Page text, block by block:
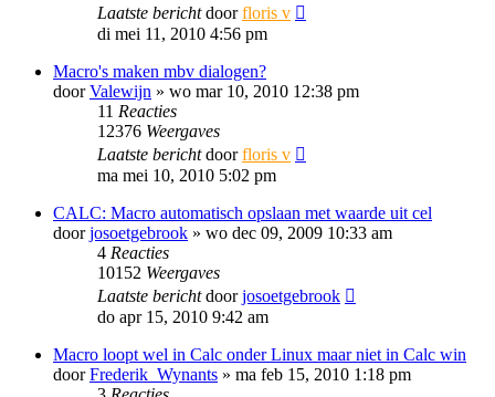
Laatste berichtdoorfloris v
di mei 11, 2010 4:56 pm
Macro's maken mbv dialogen?
doorValewijn » wo mar 10, 2010 12:38 pm
11 Reacties
12376 Weergaves
Laatste berichtdoorfloris v
ma mei 10, 2010 5:02 pm
CALC: Macro automatisch opslaan met waarde uit cel
doorjosoetgebrook » wo dec 09, 2009 10:33 am
4 Reacties
10152 Weergaves
Laatste berichtdoorjosoetgebrook
do apr 15, 2010 9:42 am
Macro loopt wel in Calc onder Linux maar niet in Calc win
doorFrederik_Wynants » ma feb 15, 2010 1:18 pm